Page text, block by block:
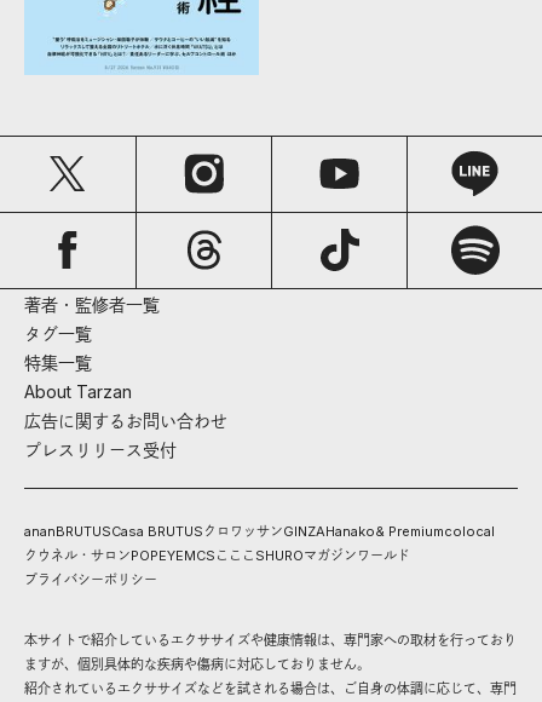
著者・監修者一覧
タグ一覧
特集一覧
About Tarzan
広告に関するお問い合わせ
プレスリリース受付
ananBRUTUSCasa BRUTUS クロワッサンGINZAHanako& Premiumcolocal
クウネル・サロンPOPEYEMCS こここ SHUROマガジンワールド
プライバシーポリシー
本サイトで紹介しているエクササイズや健康情報は、専門家への取材を行っており
ますが、個別具体的な疾病や傷病に対応しておりません。
紹介されているエクササイズなどを試される場合は、ご自身の体調に応じて、専門